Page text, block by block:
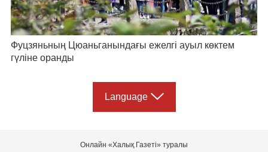
Фуцзяньның Цюаньганындағы ежелгі ауыл көктем
гүліне оранды
Language
Онлайн «Халық Газеті» туралы